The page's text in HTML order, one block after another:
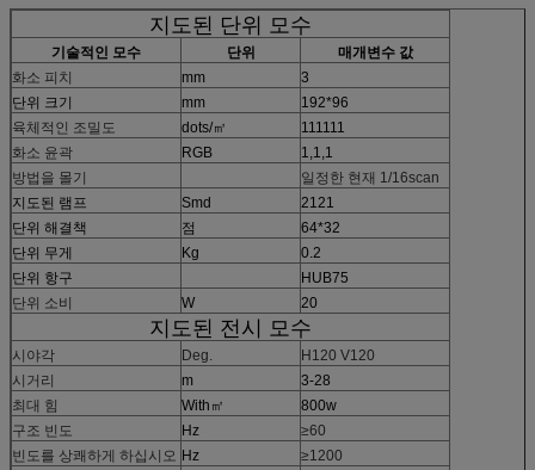
지도된 단위 모수
기술적인 모수 단위
매개변수 값
화소 피치
mm
3
단위 크기
mm
192*96
육체적인 조밀도
dots/㎡
111111
화소 윤곽
RGB
1,1,1
방법을 몰기
일정한 현재 1/16scan
지도된 램프
Smd
2121
단위 해결책
점
64*32
단위 무게
Kg
0.2
단위 항구
HUB75
단위 소비
W 20
지도된 전시 모수
시야각 Deg.
H120 V120
시거리
m
3-28
최대 힘
With㎡
800w
구조 빈도
Hz
≥60
빈도를 상쾌하게 하십시오 Hz
≥1200